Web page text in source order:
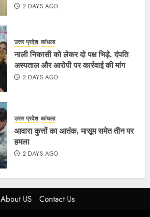
2 DAYS AGO
उत्तर प्रदेश कांधला
नाली निकासी को लेकर दो पक्ष भिड़े, दंपति
अस्पताल और आरोपी पर कार्रवाई की मांग
2 DAYS AGO
उत्तर प्रदेश कांधला
आवारा कुत्तों का आतंक, मासूम समेत तीन पर
हमला
2 DAYS AGO
About US
Contact Us